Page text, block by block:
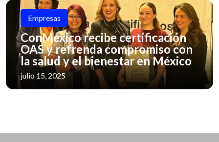
Empresas
ConMéxico recibe certificación
OAS y refrenda compromiso con
la salud y el bienestar en México
julio 15, 2025